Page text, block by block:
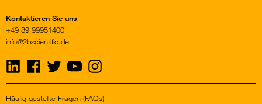
Kontaktieren Sie uns
+49 89 99951400
info@2bscientific.de
Visit
us
on
Visit
on
Visit
us
on
Visit
us
on
Visit
us
on
Häufig gestellte Fragen (FAQs)